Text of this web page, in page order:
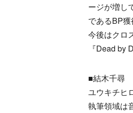
ージが増し
であるBP
今後はクロ
『Dead by
■結木千尋
ユウキチヒ
執筆領域は